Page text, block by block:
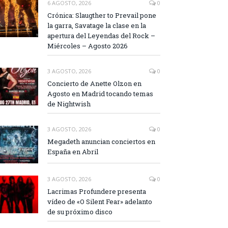
6 AGOSTO, 2026 0
Crónica: Slaugther to Prevail pone
la garra, Savatage la clase en la
apertura del Leyendas del Rock –
Miércoles – Agosto 2026
3 AGOSTO, 2026 0
Concierto de Anette Olzon en
Agosto en Madrid tocando temas
de Nightwish
3 AGOSTO, 2026 0
Megadeth anuncian conciertos en
España en Abril
3 AGOSTO, 2026 0
Lacrimas Profundere presenta
vídeo de «O Silent Fear» adelanto
de su próximo disco